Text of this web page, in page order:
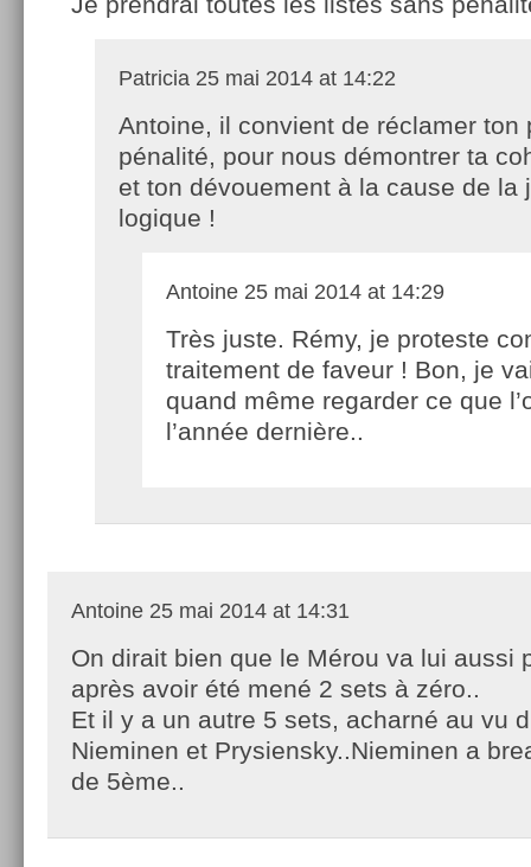
Patricia 25 mai 2014 at 14:22
Antoine, il convient de réclamer ton
pénalité, pour nous démontrer ta
et ton dévouement à la cause de la
logique !
Antoine 25 mai 2014 at 14:29
Très juste. Rémy, je proteste
traitement de faveur ! Bon, je
quand même regarder ce que
l’année dernière..
Antoine 25 mai 2014 at 14:31
On dirait bien que le Mérou va lui aussi
après avoir été mené 2 sets à zéro..
Et il y a un autre 5 sets, acharné au vu
Nieminen et Prysiensky..Nieminen a
de 5ème..